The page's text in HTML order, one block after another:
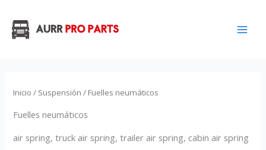
contenido
Inicio / Suspensión / Fuelles neumáticos
Fuelles neumáticos
air spring, truck air spring, trailer air spring, cabin air spring